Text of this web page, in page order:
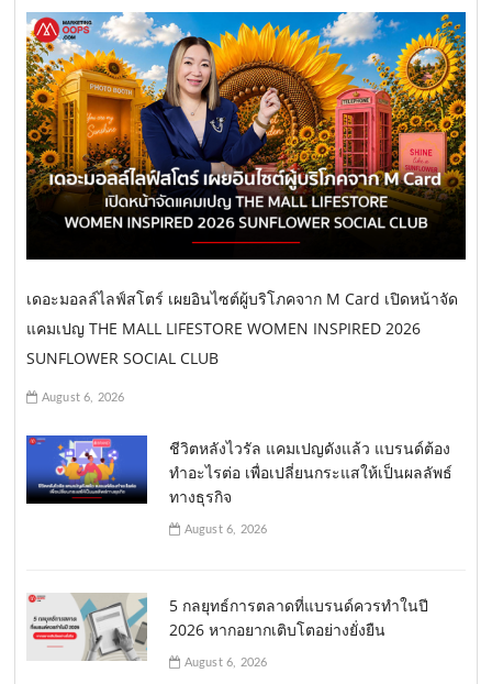
เดอะมอลล์ไลฟ์สโตร์ เผยอินไซต์ผู้บริโภคจาก M Card เปิดหน้าจัด
แคมเปญ THE MALL LIFESTORE WOMEN INSPIRED 2026
SUNFLOWER SOCIAL CLUB
August 6, 2026
ชีวิตหลังไวรัล แคมเปญดังแล้ว แบรนด์ต้อง
ทำอะไรต่อ เพื่อเปลี่ยนกระแสให้เป็นผลลัพธ์
ทางธุรกิจ
August 6, 2026
5 กลยุทธ์การตลาดที่แบรนด์ควรทำในปี
2026 หากอยากเติบโตอย่างยั่งยืน
August 6, 2026